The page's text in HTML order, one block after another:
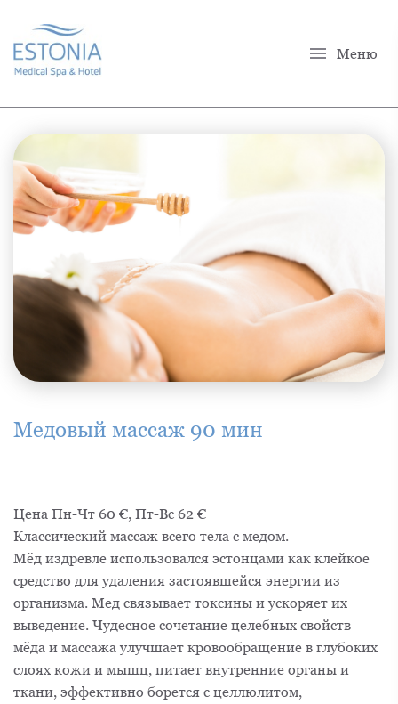
menu Меню
Медовый массаж 90 мин
Цена Пн-Чт 60 €, Пт-Вс 62 €
Классический массаж всего тела с медом.
Мёд издревле использовался эстонцами как клейкое
средство для удаления застоявшейся энергии из
организма. Мед связывает токсины и ускоряет их
выведение. Чудесное сочетание целебных свойств
мёда и массажа улучшает кровообращение в глубоких
слоях кожи и мышц, питает внутренние органы и
ткани, эффективно борется с целлюлитом,